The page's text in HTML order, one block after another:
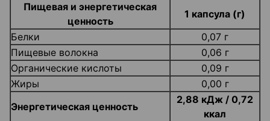
Пищевая и энергетическая
ценность
1 капсула (г)
Белки
0,07 г
Пищевые волокна
0,06 г
Органические кислоты
0,09 г
Жиры
0,00 г
Энергетическая ценность
2,88 кДж / 0,72
ккал